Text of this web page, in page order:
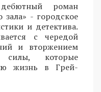
роман
- городское
и детектива.
с чередой
и вторжением
силы, которые
жизнь в Грей-